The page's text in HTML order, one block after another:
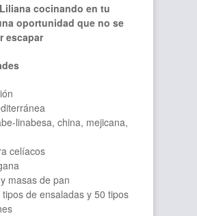
cocinando en tu
oportunidad que no se
escapar
linabesa, china, mejicana,
celíacos
masas de pan
tipos de ensaladas y 50 tipos